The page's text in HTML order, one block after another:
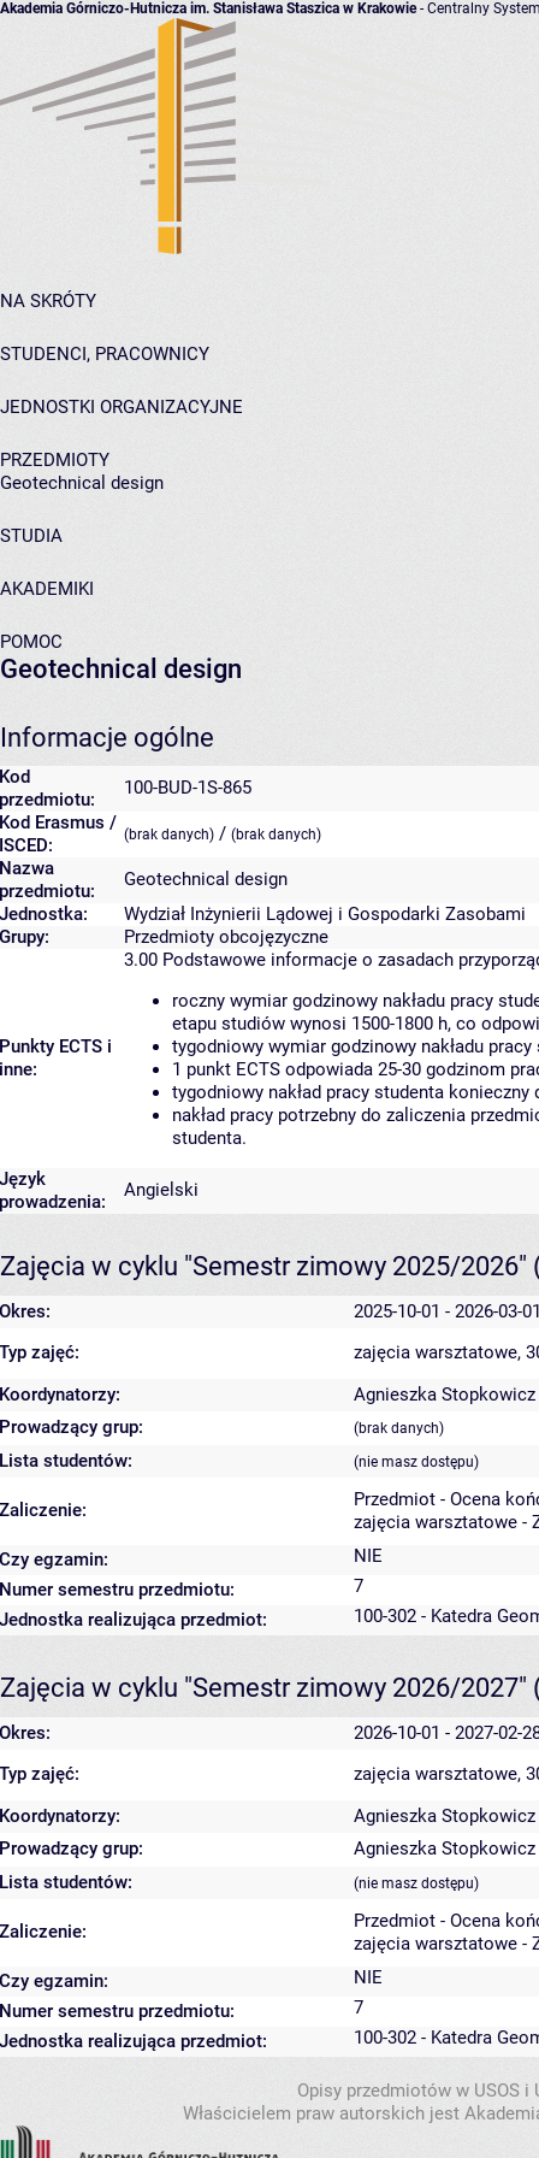
Akademia Górniczo-Hutnicza im. Stanisława Staszica w Krakowie- Centralny
NA SKRÓTY
STUDENCI, PRACOWNICY
JEDNOSTKI ORGANIZACYJNE
PRZEDMIOTY
Geotechnical design
STUDIA
AKADEMIKI
POMOC
Geotechnical design
Informacje ogólne
Kod
przedmiotu:
100-BUD-1S-865
Kod Erasmus /
ISCED:
(brak danych) / (brak danych)
Nazwa
przedmiotu:
Geotechnical design
Jednostka:
Wydział Inżynierii Lądowej i Gospodarki Zasobami
Grupy:
Przedmioty obcojęzyczne
Punkty ECTS i
inne:
3.00 Podstawowe informacje o zasadach
roczny wymiar godzinowy nakładu pracy
etapu studiów wynosi 1500-1800 h, co
tygodniowy wymiar godzinowy nakładu
1 punkt ECTS odpowiada 25-30 godzinom
tygodniowy nakład pracy studenta
nakład pracy potrzebny do zaliczenia
studenta.
Język
prowadzenia:
Angielski
Zajęcia w cyklu "Semestr zimowy 2025/2026"
Okres:
2025-10-01 - 2026-03-
Typ zajęć:
zajęcia warsztatowe,
Koordynatorzy:
Agnieszka Stopkowicz
Prowadzący grup:
(brak danych)
Lista studentów: (nie masz dostępu)
Zaliczenie:
Przedmiot - Ocena
zajęcia warsztatowe -
Czy egzamin:
NIE
Numer semestru przedmiotu:
7
Jednostka realizująca przedmiot:
100-302 - Katedra
Zajęcia w cyklu "Semestr zimowy 2026/2027"
Okres:
2026-10-01 - 2027-02-
Typ zajęć:
zajęcia warsztatowe,
Koordynatorzy:
Agnieszka Stopkowicz
Prowadzący grup:
Agnieszka Stopkowicz
Lista studentów:
(nie masz dostępu)
Zaliczenie:
Przedmiot - Ocena
zajęcia warsztatowe -
Czy egzamin:
NIE
Numer semestru przedmiotu:
7
Jednostka realizująca przedmiot:
100-302 - Katedra
Opisy przedmiotów w USOS
Właścicielem praw autorskich jest